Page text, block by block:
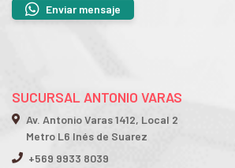
Enviar mensaje
SUCURSAL ANTONIO VARAS
Av. Antonio Varas 1412, Local 2
Metro L6 Inés de Suarez
+569 9933 8039